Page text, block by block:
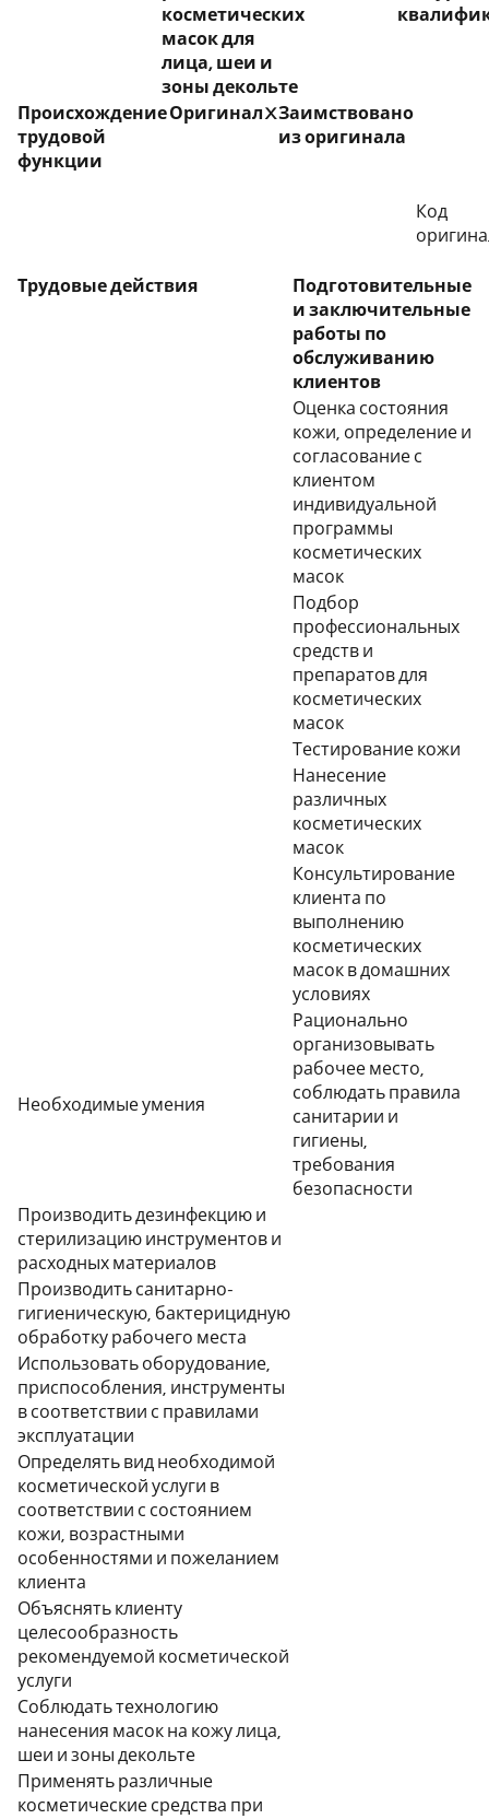
косметических
масок для
лица, шеи и
зоны декольте
Происхождение
трудовой
функции
ОригиналXЗаимствовано
из оригинала
Код
Трудовые действия
Подготовительные
и заключительные
работы по
обслуживанию
клиентов
Оценка состояния
кожи, определение и
согласование с
клиентом
индивидуальной
программы
косметических
масок
Подбор
профессиональных
средств и
препаратов для
косметических
масок
Тестирование кожи
Нанесение
различных
косметических
масок
Консультирование
клиента по
выполнению
косметических
масок в домашних
условиях
Необходимые умения
Рационально
организовывать
рабочее место,
соблюдать правила
санитарии и
гигиены,
требования
безопасности
Производить дезинфекцию и
стерилизацию инструментов и
расходных материалов
Производить санитарно-
гигиеническую, бактерицидную
обработку рабочего места
Использовать оборудование,
приспособления, инструменты
в соответствии с правилами
эксплуатации
Определять вид необходимой
косметической услуги в
соответствии с состоянием
кожи, возрастными
особенностями и пожеланием
клиента
Объяснять клиенту
целесообразность
рекомендуемой косметической
услуги
Соблюдать технологию
нанесения масок на кожу лица,
шеи и зоны декольте
Применять различные
косметические средства при